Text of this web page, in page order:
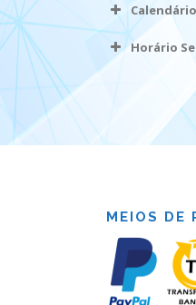
Horário
MEIOS DE